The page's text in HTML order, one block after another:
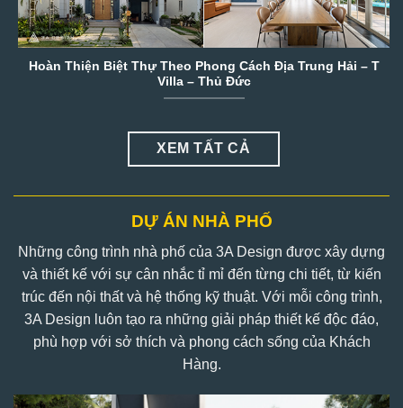
Hoàn Thiện Biệt Thự Theo Phong Cách Địa Trung Hải – T
Villa – Thủ Đức
XEM TẤT CẢ
DỰ ÁN NHÀ PHỐ
Những công trình nhà phố của 3A Design được xây dựng
và thiết kế với sự cân nhắc tỉ mỉ đến từng chi tiết, từ kiến
trúc đến nội thất và hệ thống kỹ thuật. Với mỗi công trình,
3A Design luôn tạo ra những giải pháp thiết kế độc đáo,
phù hợp với sở thích và phong cách sống của Khách
Hàng.